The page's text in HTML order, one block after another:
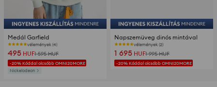
Medál Garfield
vélemények (4)
495 HUF1 595 HUF
-20% Kóddal olcsóbb OMNI20MORE
Nickelodeon
Napszemüveg dinós mintával
vélemények (2)
1 695 HUF1 995 HUF
-20% Kóddal olcsóbb OMNI20MORE